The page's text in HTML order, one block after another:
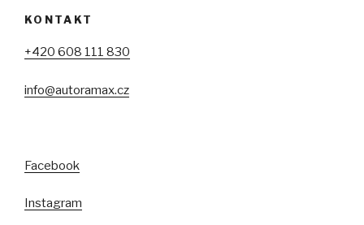
KONTAKT
+420 608 111 830
info@autoramax.cz
Facebook
Instagram